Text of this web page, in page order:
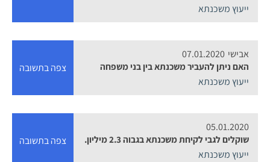
ייעוץ משכנתא
אבישי 07.01.2020
האם ניתן להעביר משכנתא בין בני משפחה
ייעוץ משכנתא
צפה בתשובה
05.01.2020
שוקלים לגבי לקיחת משכנתא בגבוה 2.3 מיליון.
ייעוץ משכנתא
צפה בתשובה